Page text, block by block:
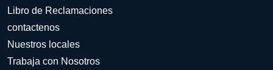
Libro de Reclamaciones
contactenos
Nuestros locales
Trabaja con Nosotros